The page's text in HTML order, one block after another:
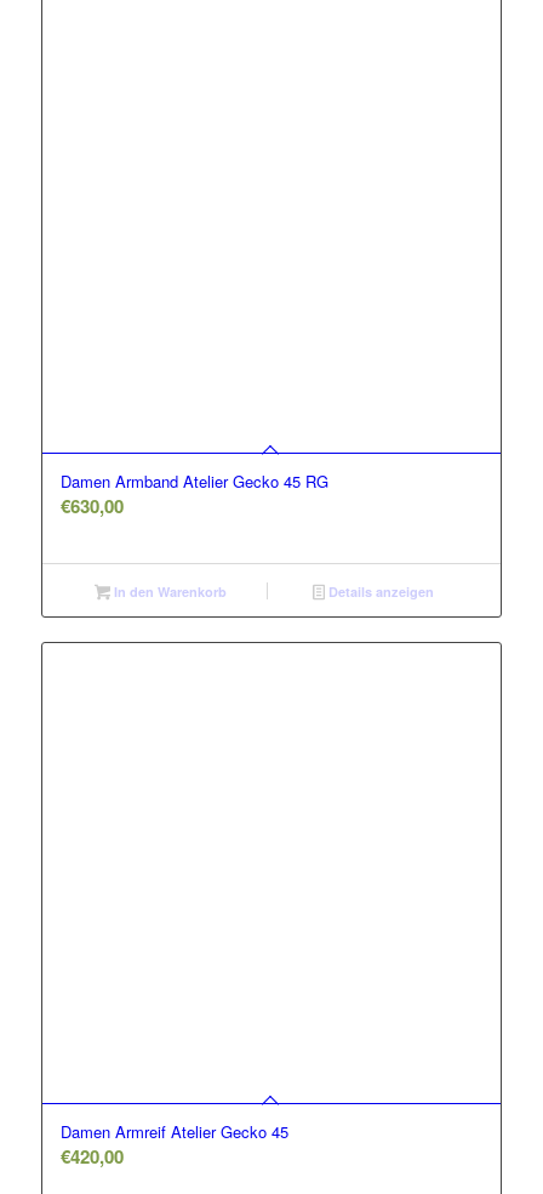
Damen Armband Atelier Gecko 45 RG
€630,00
In den Warenkorb Details anzeigen
Damen Armreif Atelier Gecko 45
€420,00